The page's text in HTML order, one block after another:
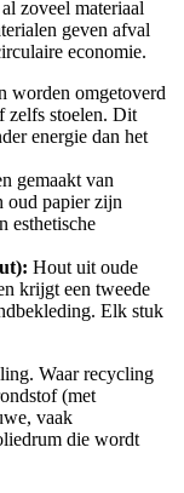
zoveel materiaal
geven afval
economie.
worden omgetoverd
zelfs stoelen. Dit
energie dan het
gemaakt van
oud papier zijn
esthetische
Hout uit oude
krijgt een tweede
Elk stuk
Waar recycling
(met
vaak
die wordt